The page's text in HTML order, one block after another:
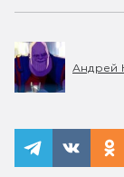
Андрей